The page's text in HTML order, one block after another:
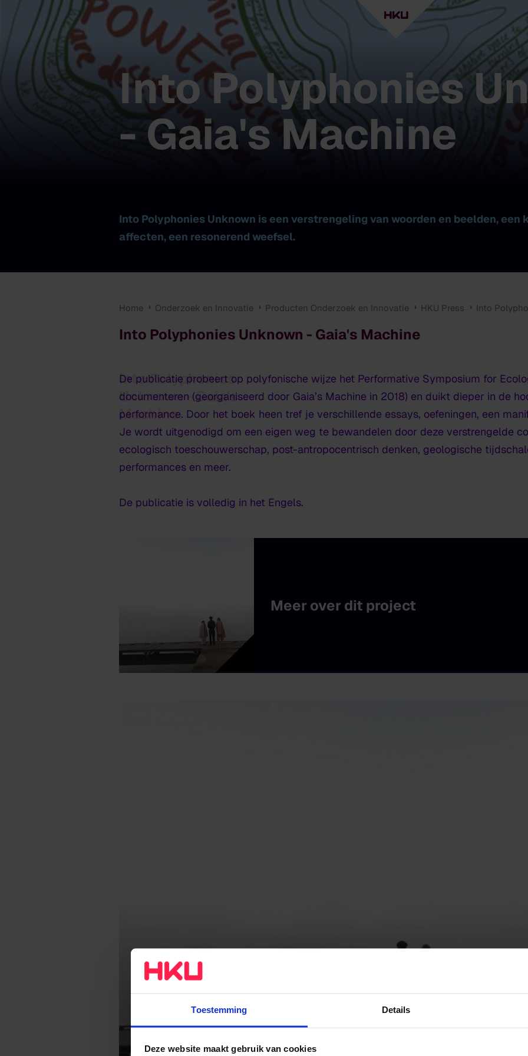
Toestemming Details
Deze website maakt gebruik van cookies
Into Polyphonies
- Gaia's Machine
Into Polyphonies Unknown is een verstrengeling van woorden en beelden, een
affecten, een resonerend weefsel.
Home Onderzoek en Innovatie Producten Onderzoek en Innovatie HKU Press Into
Into Polyphonies Unknown - Gaia's Machine
Into Polyphonies
Unknown - Gaia's
Machine
De publicatie probeert op polyfonische wijze het Performative Symposium for
documenteren (georganiseerd door Gaia’s Machine in 2018) en duikt dieper in de
performance. Door het boek heen tref je verschillende essays, oefeningen, een
Je wordt uitgenodigd om een eigen weg te bewandelen door deze verstrengelde
ecologisch toeschouwerschap, post-antropocentrisch denken, geologische
performances en meer.
De publicatie is volledig in het Engels.
Meer over dit project